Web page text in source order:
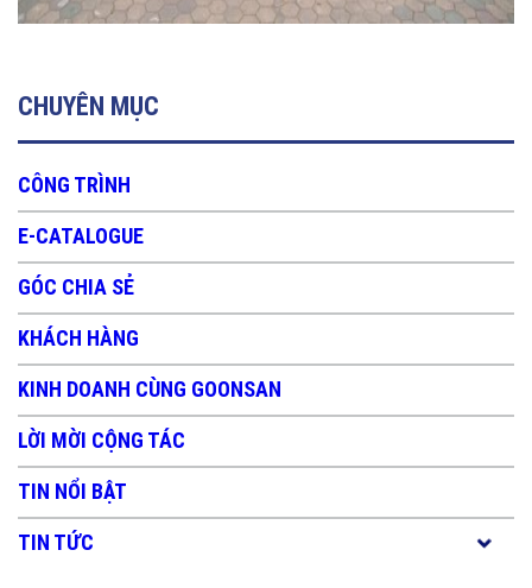
CHUYÊN MỤC
CÔNG TRÌNH
E-CATALOGUE
GÓC CHIA SẺ
KHÁCH HÀNG
KINH DOANH CÙNG GOONSAN
LỜI MỜI CỘNG TÁC
TIN NỔI BẬT
TIN TỨC